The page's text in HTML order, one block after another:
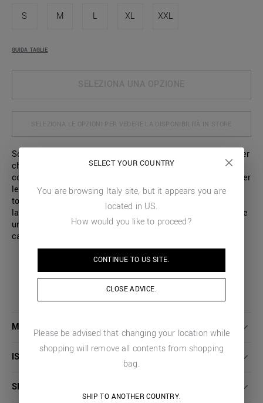
S M L XL XXL
GUIDA TAGLIE
SELEZIONA UNA OPZIONE
SELEZIONA LE OPZIONI PER VEDERE LA DISPONIBILITÀ IN STORE
Scopri la felpa girocollo firmata Antony Morato, pensata per
chi cerca uno stile unico e deciso. Realizzata in 100%
cotone, questa felpa dalla vestibilità regular si distingue per
le sue lunghe abrasioni localizzate, che aggiungono un
tocco grintoso e contemporaneo al tuo look. Dotata di
lavorazione a costine su collo, maniche e fondo, garantisce
una vestibilità confortevole che si adatta ai tuoi momenti
casual-chic.
MAGGIORI DETTAGLI
ISTRUZIONI LAVAGGIO
SPEDIZIONI E RESI
SELECT YOUR COUNTRY
You are browsing Italy site, but it appears you are
located in US.
How would you like to proceed?
CONTINUE TO US SITE.
CLOSE ADVICE.
Please be advised that changing your location while
shopping will remove all contents from shopping
bag.
SHIP TO ANOTHER COUNTRY.